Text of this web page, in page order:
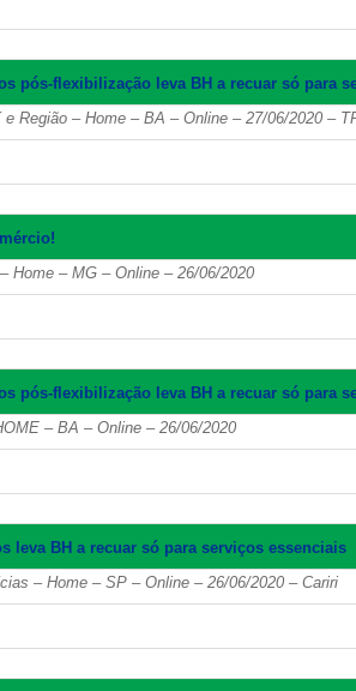
pós-flexibilização leva BH a recuar só para
e Região – Home – BA – Online – 27/06/2020 –
Home – MG – Online – 26/06/2020
pós-flexibilização leva BH a recuar só para
– BA – Online – 26/06/2020
leva BH a recuar só para serviços essenciais
– Home – SP – Online – 26/06/2020 – Cariri